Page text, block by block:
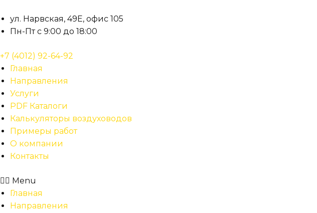
к
содержимому
ул. Нарвская, 49Е, офис 105
Пн-Пт с 9:00 до 18:00
+7 (4012) 92-64-92
Главная
Направления
Услуги
PDF Каталоги
Калькуляторы воздуховодов
Примеры работ
О компании
Контакты
Menu
Главная
Направления